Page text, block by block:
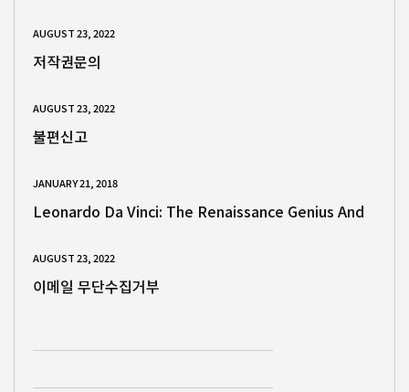
AUGUST 23, 2022
저작권문의
AUGUST 23, 2022
불편신고
JANUARY 21, 2018
Leonardo Da Vinci: The Renaissance Genius And
AUGUST 23, 2022
이메일 무단수집거부